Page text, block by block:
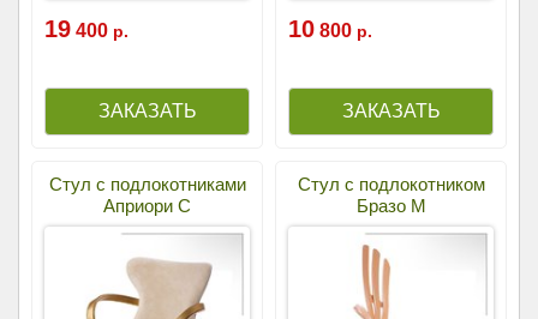
19 400 р. 10 800 р.
Стул с подлокотниками
Априори С
Стул с подлокотником
Бразо М